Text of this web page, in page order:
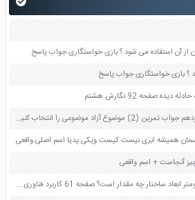
از آن استفاده می شود ؟ بازی خواستگاری جواب پاسخ
؟ بازی خواستگاری جواب پاسخ
صفحه 92 نگارش هشتم
انشا صفحه 49 و 50 نگارش یازدهم جواب تمرین (2) موضوع آزاد موضوعی را انتخاب کنید و با رعایت مراحل نوشتن متنی درباره آن بنویسید
همیشه ابری نیست کیست ویکی پدیا اسم اصلی واقعی
آنجاست + اسم واقعی
برای اتم آهن به قطر 0.145 نانومتر ابعاد ساختار چه مقدار است؟ صفحه 61 کاربرد فناوری های نوین یازدهم